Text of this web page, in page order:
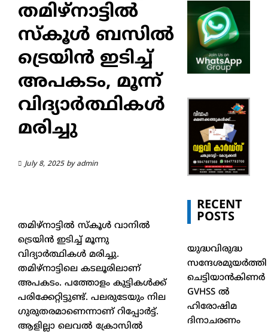
തമിഴ്‌നാട്ടില്‍
സ്‌കൂള്‍ ബസില്‍
ട്രെയിന്‍ ഇടിച്ച്‌
അപകടം, മൂന്ന്
വിദ്യാര്‍ത്ഥികള്‍
മരിച്ചു
July 8, 2025by admin
തമിഴ്‌നാട്ടില്‍ സ്‌കൂള്‍ വാനില്‍
ട്രെയിന്‍ ഇടിച്ച്‌ മൂന്നു
വിദ്യാര്‍ത്ഥികള്‍ മരിച്ചു.
തമിഴ്‌നാട്ടിലെ കടലൂരിലാണ്
അപകടം. പത്തോളം കുട്ടികള്‍ക്ക്
പരിക്കേറ്റിട്ടുണ്ട്. പലരുടേയും നില
ഗുരുതരമാണെന്നാണ് റിപ്പോര്‍ട്ട്.
ആളില്ലാ ലെവല്‍ ക്രോസില്‍
RECENT
POSTS
യുദ്ധവിരുദ്ധ
സന്ദേശമുയർത്തി
ചെട്ടിയാൻകിണർ
GVHSS ൽ
ഹിരോഷിമ
ദിനാചരണം